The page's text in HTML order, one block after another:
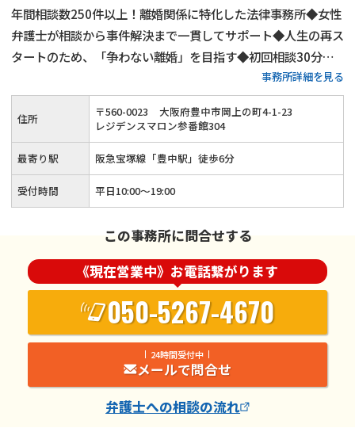
年間相談数250件以上！離婚関係に特化した法律事務所◆女性
弁護士が相談から事件解決まで一貫してサポート◆人生の再ス
タートのため、「争わない離婚」を目指す◆初回相談30分無
料◆受任後はLINE・メールでのフォローアップあり事務所詳細を見る
住所 〒560-0023
大阪府豊中市岡上の町4-1-23
レジデンスマロン参番館304
最寄り駅 阪急宝塚線「豊中駅」徒歩6分
受付時間 平日10:00～19:00
この事務所に問合せする
《現在営業中》お電話繋がります
050-5267-4670
24時間受付中
メールで問合せ
弁護士への相談の流れ